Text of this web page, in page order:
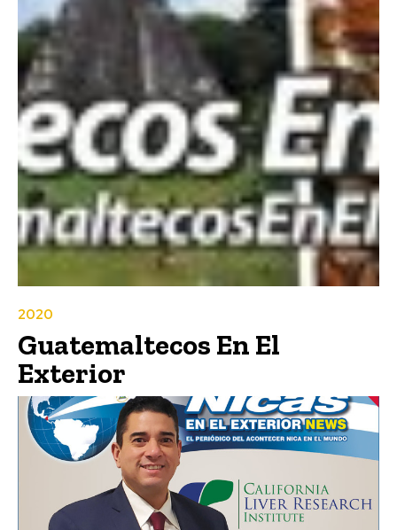
2020
Guatemaltecos En El
Exterior